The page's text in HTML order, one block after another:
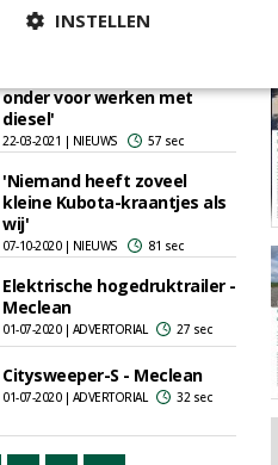
warmwaterhogedrukreinigers
onder voor werken met
diesel'
22-03-2021 | NIEUWS 57 sec
'Niemand heeft zoveel
kleine Kubota-kraantjes als
wij'
07-10-2020 | NIEUWS 81 sec
Elektrische hogedruktrailer -
Meclean
01-07-2020 | ADVERTORIAL 27 sec
Citysweeper-S - Meclean
01-07-2020 | ADVERTORIAL 32 sec
INSTELLEN